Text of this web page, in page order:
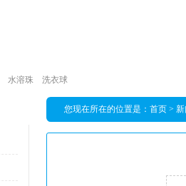
水溶珠 洗衣球
您现在所在的位置是： 首页 >